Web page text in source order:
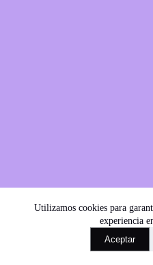
Utilizamos cookies para
experiencia
Aceptar